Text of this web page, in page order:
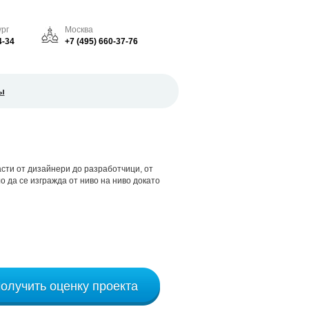
34
Москва
+7 (495) 660-37-76
от дизайнери до разработчици, от
се изгражда от ниво на ниво докато
оценку проекта